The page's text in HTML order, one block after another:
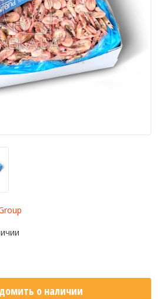
о наличии